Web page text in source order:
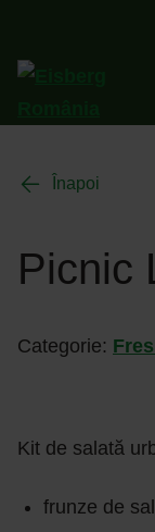
Înapoi
Picnic
Categorie:
Kit de salată
frunze de